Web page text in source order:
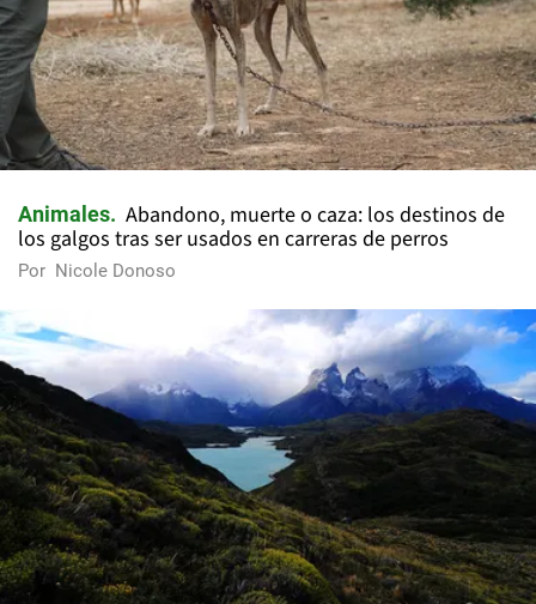
Animales
Abandono, muerte o caza: los destinos de
los galgos tras ser usados en carreras de perros
Por Nicole Donoso